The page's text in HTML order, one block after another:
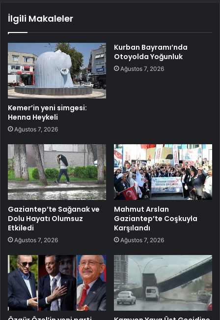
İlgili Makaleler
Kemer’in yeni simgesi:
Henna Heykeli
Ağustos 7, 2026
Kurban Bayramı’nda
Otoyolda Yoğunluk
Ağustos 7, 2026
Gaziantep’te Sağanak ve
Dolu Hayatı Olumsuz
Etkiledi
Ağustos 7, 2026
Mahmut Arslan
Gaziantep’te Coşkuyla
Karşılandı
Ağustos 7, 2026